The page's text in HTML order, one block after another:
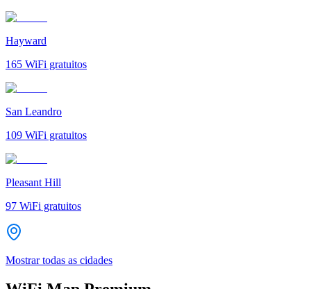
Hayward
165 WiFi gratuitos
San Leandro
109 WiFi gratuitos
Pleasant Hill
97 WiFi gratuitos
Mostrar todas as cidades